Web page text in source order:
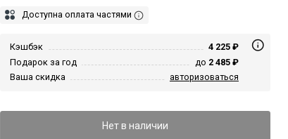
Доступна оплата частями
Кэшбэк
4 225 ₽
Подарок за год
до 2 485 ₽
Ваша скидка
авторизоваться
Нет в наличии